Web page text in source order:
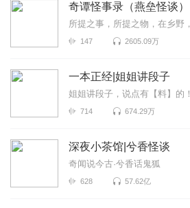
奇谭怪事录（燕垒怪谈）
147 2605.09万
一本正经|姐姐讲段子
姐姐讲段子，说点有【料】的！
714 674.29万
深夜小茶馆|兮香怪谈
奇闻说今古·兮香话鬼狐
628 57.62亿